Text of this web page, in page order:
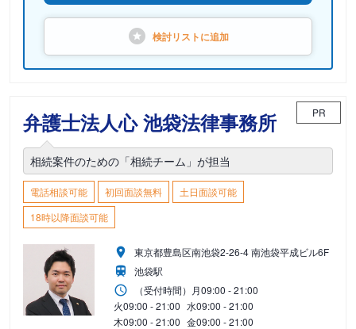
検討リストに追加
弁護士法人心 池袋法律事務所 PR
相続案件のための「相続チーム」が担当
電話相談可能 初回面談無料
土日面談可能
18時以降面談可能
東京都豊島区南池袋2-26-4 南池袋平成ビル6F
池袋駅
（受付時間） 月09:00 - 21:00
火09:00 - 21:00 水09:00 - 21:00
木09:00 - 21:00 金09:00 - 21:00